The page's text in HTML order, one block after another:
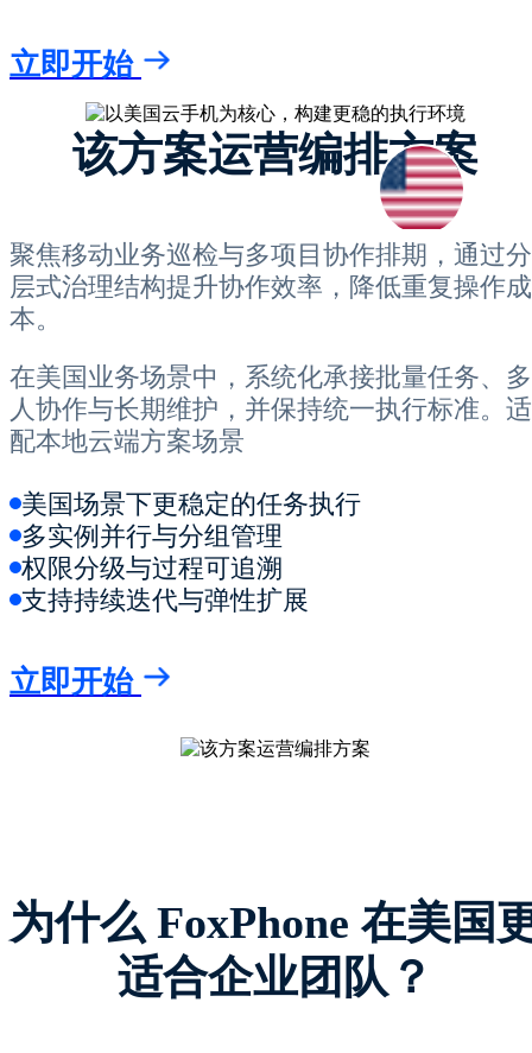
立即开始
该方案运营编排方案
聚焦移动业务巡检与多项目协作排期，通过分
层式治理结构提升协作效率，降低重复操作成
本。
在美国业务场景中，系统化承接批量任务、多
人协作与长期维护，并保持统一执行标准。适
配本地云端方案场景
美国场景下更稳定的任务执行
多实例并行与分组管理
权限分级与过程可追溯
支持持续迭代与弹性扩展
立即开始
为什么 FoxPhone 在美国
适合企业团队？